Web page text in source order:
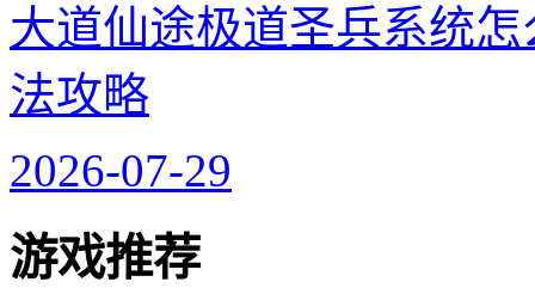
大道仙途极道圣兵系统
法攻略
2026-07-29
游戏推荐